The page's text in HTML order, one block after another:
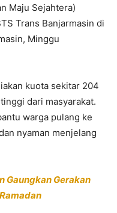
Maju Sejahtera)
Trans Banjarmasin di
, Minggu
kuota sekitar 204
dari masyarakat.
warga pulang ke
nyaman menjelang
Gaungkan Gerakan